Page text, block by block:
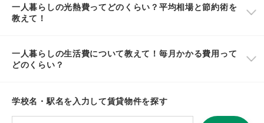
一人暮らしの光熱費ってどのくらい？平均相場と節約術を
教えて！
一人暮らしの生活費について教えて！毎月かかる費用って
どのくらい？
学校名・駅名を入力して賃貸物件を探す